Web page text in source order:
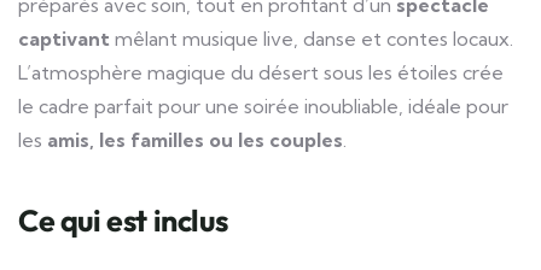
préparés avec soin, tout en profitant d’un spectacle
captivant mêlant musique live, danse et contes locaux.
L’atmosphère magique du désert sous les étoiles crée
le cadre parfait pour une soirée inoubliable, idéale pour
les amis, les familles ou les couples.
Ce qui est inclus